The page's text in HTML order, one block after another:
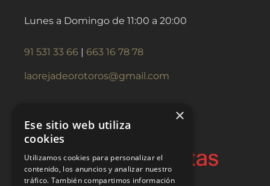
Lunes a Domingo de 11:00 a 20:00
91 531 33 66 | 663 16 78 78
laorejadeorotoros@gmail.com
×
Ese sitio web utiliza
cookies
Utilizamos cookies para personalizar el
contenido, los anuncios y analizar nuestro
tráfico. También compartimos información